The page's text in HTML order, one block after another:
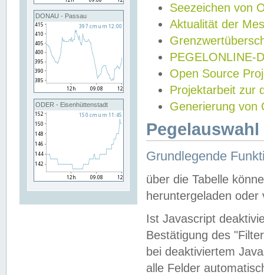
DONAU - Passau
ODER - Eisenhüttenstadt
Seezeichen von
Aktualität der
PEGELONLINE-
Open Source
Projektarbeit zur
Generierung von
Grundlegende
über die Tabelle
heruntergeladen oder
Ist Javascript
Bestätigung des
bei deaktiviertem
alle Felder